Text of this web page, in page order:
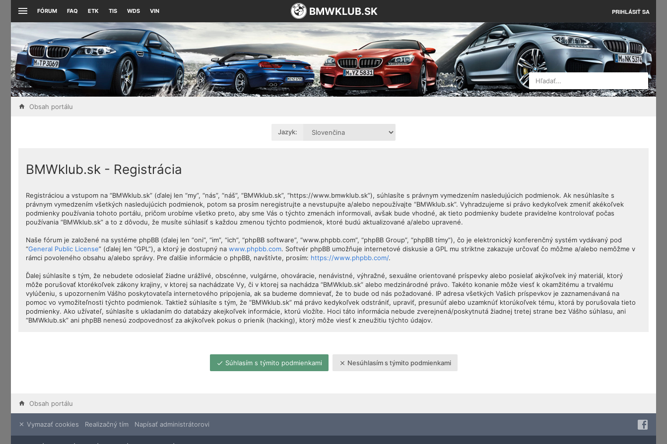
FÓRUM FAQ ETK TIS WDS VIN PRIHLÁSIŤ SA
BMWKLUB.SK
Hľadať…
Obsah portálu
Jazyk:
BMWklub.sk - Registrácia
Registráciou a vstupom na “BMWklub.sk” (ďalej len “my”, “nás”, “náš”, “BMWklub.sk”, “https://www.bmwklub.sk”), súhlasíte s právnym vymedzením nasledujúcich podmienok. Ak nesúhlasíte s
právnym vymedzením všetkých nasledujúcich podmienok, potom sa prosím neregistrujte a nevstupujte a/alebo nepoužívajte “BMWklub.sk”. Vyhradzujeme si právo kedykoľvek zmeniť akékoľvek
podmienky používania tohoto portálu, pričom urobíme všetko preto, aby sme Vás o týchto zmenách informovali, avšak bude vhodné, ak tieto podmienky budete pravidelne kontrolovať počas
používania “BMWklub.sk” a to z dôvodu, že musíte súhlasiť s každou zmenou týchto podmienok, ktoré budú aktualizované a/alebo upravené.
Naše fórum je založené na systéme phpBB (ďalej len “oni”, “im”, “ich”, “phpBB software”, “www.phpbb.com”, “phpBB Group”, “phpBB tímy”), čo je elektronický konferenčný systém vydávaný pod
“General Public License” (ďalej len “GPL”), a ktorý je dostupný na www.phpbb.com. Softvér phpBB umožňuje internetové diskusie a GPL mu striktne zakazuje určovať čo môžme a/alebo nemôžme v
rámci povoleného obsahu a/alebo správy. Pre ďalšie informácie o phpBB, navštívte, prosím: https://www.phpbb.com/.
Ďalej súhlasíte s tým, že nebudete odosielať žiadne urážlivé, obscénne, vulgárne, ohováracie, nenávistné, výhražné, sexuálne orientované príspevky alebo posielať akýkoľvek iný materiál, ktorý
môže porušovať ktorékoľvek zákony krajiny, v ktorej sa nachádzate Vy, či v ktorej sa nachádza “BMWklub.sk” alebo medzinárodné právo. Takéto konanie môže viesť k okamžitému a trvalému
vylúčeniu, s upozornením Vášho poskytovateľa internetového pripojenia, ak sa budeme domnievať, že to bude od nás požadované. IP adresa všetkých Vašich príspevkov je zaznamenávaná na
pomoc vo vymožiteľnosti týchto podmienok. Taktiež súhlasíte s tým, že “BMWklub.sk” má právo kedykoľvek odstrániť, upraviť, presunúť alebo uzamknúť ktorúkoľvek tému, ktorá by porušovala tieto
podmienky. Ako užívateľ, súhlasíte s ukladaním do databázy akejkoľvek informácie, ktorú vložíte. Hoci táto informácia nebude zverejnená/poskytnutá žiadnej tretej strane bez Vášho súhlasu, ani
“BMWklub.sk” ani phpBB nenesú zodpovednosť za akýkoľvek pokus o prienik (hacking), ktorý môže viesť k zneužitiu týchto údajov.
Súhlasím s týmito podmienkami Nesúhlasím s týmito podmienkami
Obsah portálu
Vymazať cookies Realizačný tím Napísať administrátorovi